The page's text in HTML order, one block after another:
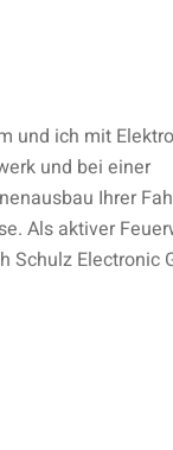
und ich mit
und bei einer
Ihrer
Als aktiver
Schulz Electronic